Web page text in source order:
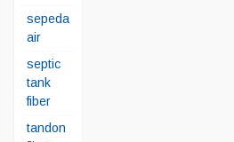
sepeda
air
septic
tank
fiber
tandon